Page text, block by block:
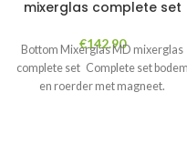
mixerglas complete set
€142.90
Bottom Mixerglas MD mixerglas
complete set Complete set bodem
en roerder met magneet.